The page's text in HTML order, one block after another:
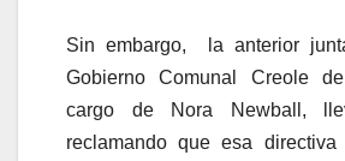
Sin embargo, la anterior
Gobierno Comunal Creole
cargo de Nora Newball,
reclamando que esa